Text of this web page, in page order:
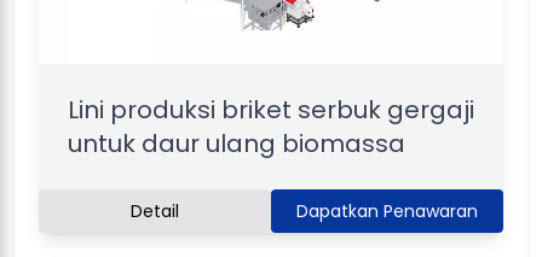
Lini produksi briket serbuk gergaji
untuk daur ulang biomassa
Detail Dapatkan Penawaran